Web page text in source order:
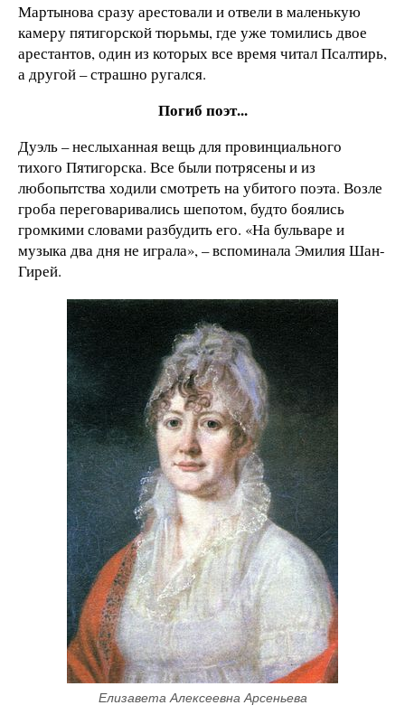
Мартынова сразу арестовали и отвели в маленькую
камеру пятигорской тюрьмы, где уже томились двое
арестантов, один из которых все время читал Псалтирь,
а другой – страшно ругался.
Погиб поэт...
Дуэль – неслыханная вещь для провинциального
тихого Пятигорска. Все были потрясены и из
любопытства ходили смотреть на убитого поэта. Возле
гроба переговаривались шепотом, будто боялись
громкими словами разбудить его. «На бульваре и
музыка два дня не играла», – вспоминала Эмилия Шан-
Гирей.
Елизавета Алексеевна Арсеньева